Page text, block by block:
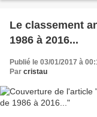
Le classement
1986 à 2016...
Publié le 03/01/2017 à
Par cristau